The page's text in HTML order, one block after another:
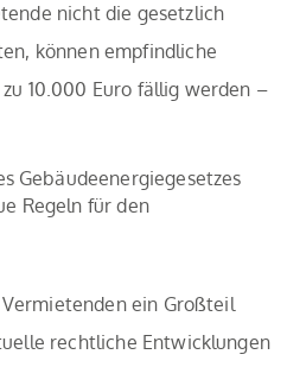
nicht die gesetzlich
können empfindliche
10.000 Euro fällig werden –
Gebäudeenergiegesetzes
Regeln für den
ein Großteil
rechtliche Entwicklungen